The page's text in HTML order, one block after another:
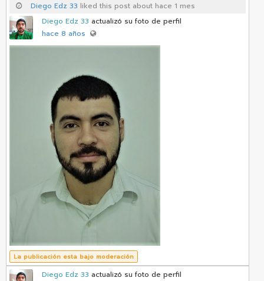
Diego Edz 33 liked this post about hace 1 mes
Diego Edz 33 actualizó su foto de perfil
hace 8 años
La publicación esta bajo moderación
Diego Edz 33 actualizó su foto de perfil